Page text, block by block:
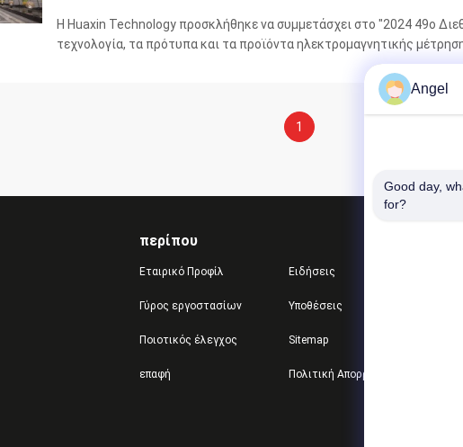
Η Huaxin Technology προσκλήθηκε να συμμετάσχει στο "2024 49ο
τεχνολογία, τα πρότυπα και τα προϊόντα ηλεκτρομαγνητικής
Διεθνές Σεμινάριο και Έκθεση για την τεχνολογία
1
περίπου
Εταιρικό Προφίλ
Γύρος εργοστασίων
Ποιοτικός έλεγχος
επαφή
Ειδήσεις
Υποθέσεις
Sitemap
Πολιτική Απορρήτου
Angel
Good day,
for?